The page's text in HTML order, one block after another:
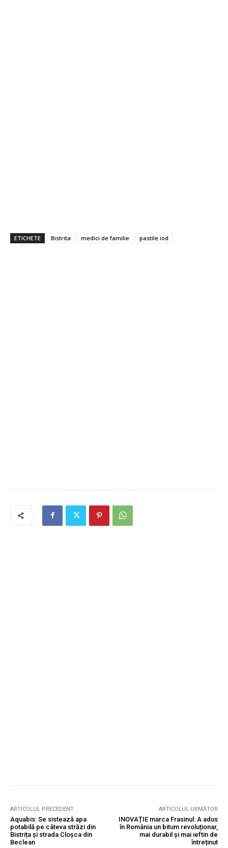
ETICHETE Bistrita medici de familie pastile iod
ARTICOLUL PRECEDENT
Aquabis: Se sistează apa
potabilă pe câteva străzi din
Bistrița și strada Cloșca din
Beclean
ARTICOLUL URMĂTOR
INOVAȚIE marca Frasinul: A adus
în România un bitum revoluționar,
mai durabil și mai ieftin de
întreținut